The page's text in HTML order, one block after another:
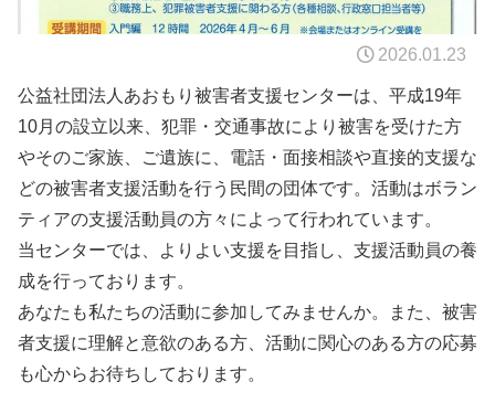
2026.01.23
公益社団法人あおもり被害者支援センターは、平成19年
10月の設立以来、犯罪・交通事故により被害を受けた方
やそのご家族、ご遺族に、電話・面接相談や直接的支援な
どの被害者支援活動を行う民間の団体です。活動はボラン
ティアの支援活動員の方々によって行われています。
当センターでは、よりよい支援を目指し、支援活動員の養
成を行っております。
あなたも私たちの活動に参加してみませんか。また、被害
者支援に理解と意欲のある方、活動に関心のある方の応募
も心からお待ちしております。